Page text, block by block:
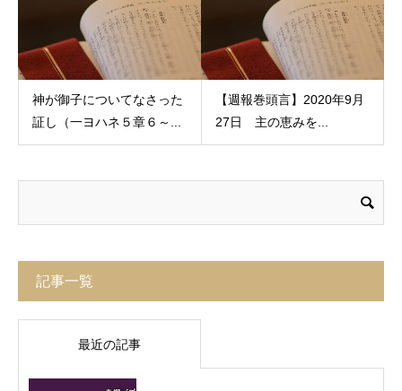
神が御子についてなさった
証し（一ヨハネ５章６～...
【週報巻頭言】2020年9月
27日 主の恵みを...
記事一覧
最近の記事